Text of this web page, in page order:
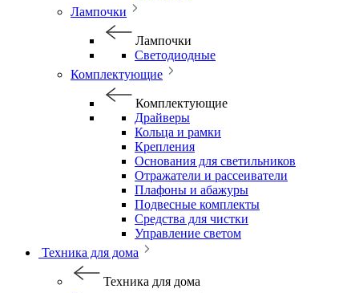
Лампочки
Лампочки
Светодиодные
Комплектующие
Комплектующие
Драйверы
Кольца и рамки
Крепления
Основания для светильников
Отражатели и рассеиватели
Плафоны и абажуры
Подвесные комплекты
Средства для чистки
Управление светом
Техника для дома
Техника для дома